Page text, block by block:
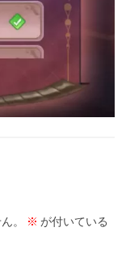
。 ※ が付いている